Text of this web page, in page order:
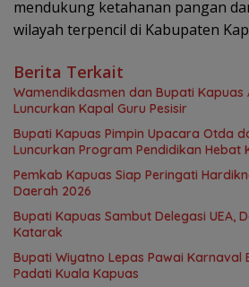
mendukung ketahanan pangan
wilayah terpencil di Kabupaten
Berita Terkait
‎Wamendikdasmen dan Bupati Kapuas
Luncurkan Kapal Guru Pesisir
Bupati Kapuas Pimpin Upacara Otda
Luncurkan Program Pendidikan Hebat
‎Pemkab Kapuas Siap Peringati
Daerah 2026
Bupati Kapuas Sambut Delegasi UEA,
Katarak
Bupati Wiyatno Lepas Pawai Karnaval
Padati Kuala Kapuas